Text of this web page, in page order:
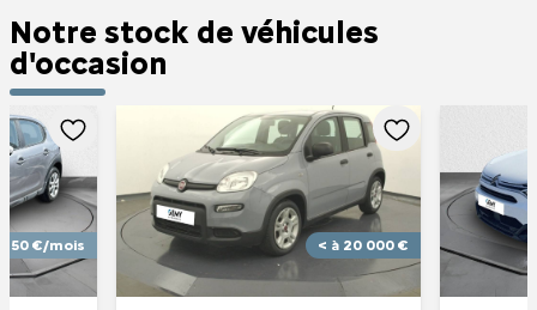
Notre stock de véhicules
d'occasion
150 €/mois < à 20 000 €